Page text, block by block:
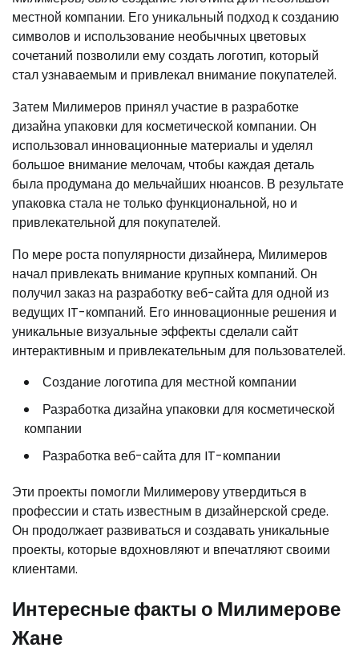
местной компании. Его уникальный подход к созданию
символов и использование необычных цветовых
сочетаний позволили ему создать логотип, который
стал узнаваемым и привлекал внимание покупателей.
Затем Милимеров принял участие в разработке
дизайна упаковки для косметической компании. Он
использовал инновационные материалы и уделял
большое внимание мелочам, чтобы каждая деталь
была продумана до мельчайших нюансов. В результате
упаковка стала не только функциональной, но и
привлекательной для покупателей.
По мере роста популярности дизайнера, Милимеров
начал привлекать внимание крупных компаний. Он
получил заказ на разработку веб-сайта для одной из
ведущих IT-компаний. Его инновационные решения и
уникальные визуальные эффекты сделали сайт
интерактивным и привлекательным для пользователей.
Создание логотипа для местной компании
Разработка дизайна упаковки для косметической
компании
Разработка веб-сайта для IT-компании
Эти проекты помогли Милимерову утвердиться в
профессии и стать известным в дизайнерской среде.
Он продолжает развиваться и создавать уникальные
проекты, которые вдохновляют и впечатляют своими
клиентами.
Интересные факты о Милимерове
Жане